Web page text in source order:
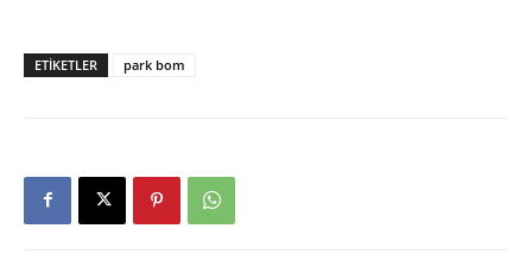
ETIKETLER park bom